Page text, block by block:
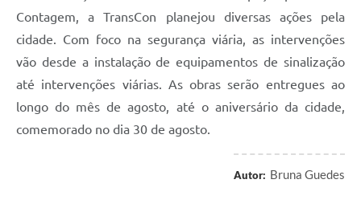
Contagem, a TransCon planejou diversas ações pela
cidade. Com foco na segurança viária, as intervenções
vão desde a instalação de equipamentos de sinalização
até intervenções viárias. As obras serão entregues ao
longo do mês de agosto, até o aniversário da cidade,
comemorado no dia 30 de agosto.
Autor: Bruna Guedes